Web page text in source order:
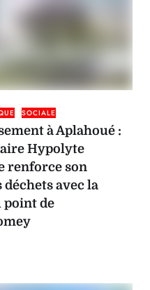
SOCIALE
à Aplahoué :
Hypolyte
renforce son
avec la
point de